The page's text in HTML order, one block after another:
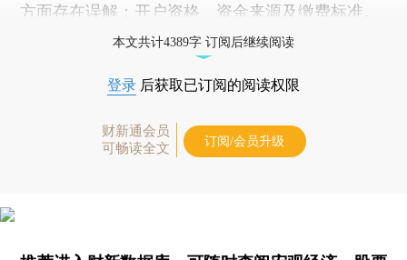
方面存在误解：开户资格、资金来源及缴费标准。
本文共计4389字 订阅后继续阅读
登录 后获取已订阅的阅读权限
财新通会员
可畅读全文
订阅/会员升级